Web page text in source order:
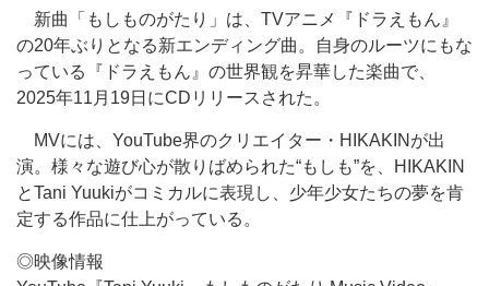
新曲「もしものがたり」は、TVアニメ『ドラえもん』
の20年ぶりとなる新エンディング曲。自身のルーツにもな
っている『ドラえもん』の世界観を昇華した楽曲で、
2025年11月19日にCDリリースされた。
MVには、YouTube界のクリエイター・HIKAKINが出
演。様々な遊び心が散りばめられた“もしも”を、HIKAKIN
とTani Yuukiがコミカルに表現し、少年少女たちの夢を肯
定する作品に仕上がっている。
◎映像情報